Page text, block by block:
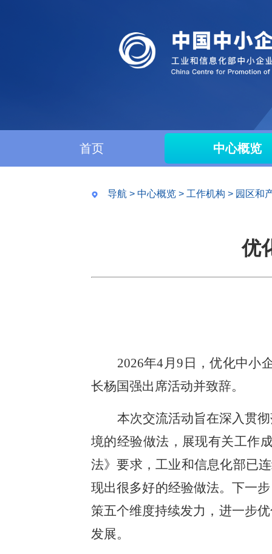
首页 中心概览
导航 > 中心概览 > 工作机构 > 园区和
优
2026年4月9日，优化中小
长杨国强出席活动并致辞。
本次交流活动旨在深入贯
境的经验做法，展现有关工作
法》要求，工业和信息化部已
现出很多好的经验做法。下一
策五个维度持续发力，进一步
发展。